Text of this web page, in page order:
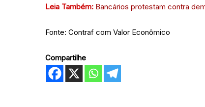
Leia Também: Bancários protestam contra
Fonte: Contraf com Valor Econômico
Compartilhe